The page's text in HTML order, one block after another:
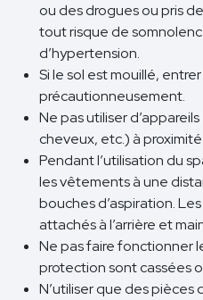
ou des drogues ou pris
tout risque de
d’hypertension.
Si le sol est mouillé,
précautionneusement.
Ne pas utiliser
cheveux, etc.) à
Pendant l’utilisation du
les vêtements à une
bouches d’aspiration.
attachés à l’arrière et
Ne pas faire fonctionner
protection sont cassées
N’utiliser que des